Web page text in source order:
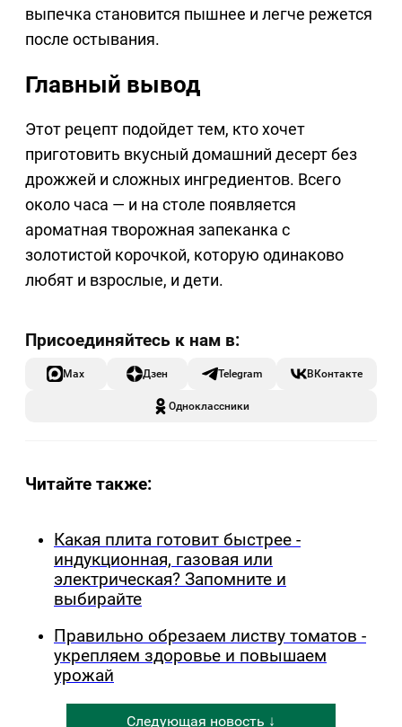
выпечка становится пышнее и легче режется
после остывания.
Главный вывод
Этот рецепт подойдет тем, кто хочет
приготовить вкусный домашний десерт без
дрожжей и сложных ингредиентов. Всего
около часа — и на столе появляется
ароматная творожная запеканка с
золотистой корочкой, которую одинаково
любят и взрослые, и дети.
Max Дзен Telegram ВКонтакте
Одноклассники
Читайте также:
Какая плита готовит быстрее -
индукционная, газовая или
электрическая? Запомните и
выбирайте
Правильно обрезаем листву томатов -
укрепляем здоровье и повышаем
урожай
Следующая новость ↓